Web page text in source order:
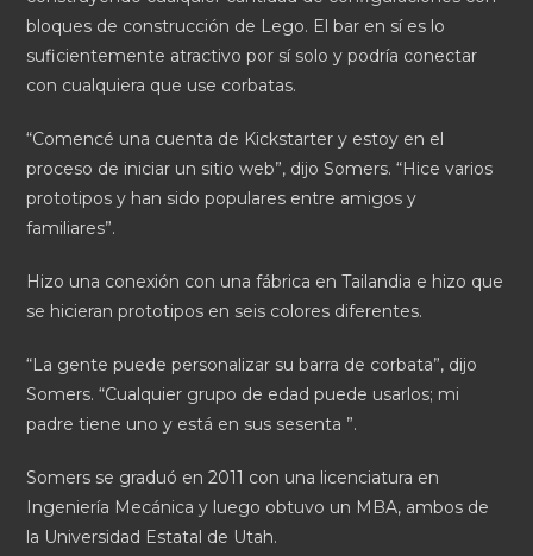
bloques de construcción de Lego. El bar en sí es lo
suficientemente atractivo por sí solo y podría conectar
con cualquiera que use corbatas.
“Comencé una cuenta de Kickstarter y estoy en el
proceso de iniciar un sitio web”, dijo Somers. “Hice varios
prototipos y han sido populares entre amigos y
familiares”.
Hizo una conexión con una fábrica en Tailandia e hizo que
se hicieran prototipos en seis colores diferentes.
“La gente puede personalizar su barra de corbata”, dijo
Somers. “Cualquier grupo de edad puede usarlos; mi
padre tiene uno y está en sus sesenta ”.
Somers se graduó en 2011 con una licenciatura en
Ingeniería Mecánica y luego obtuvo un MBA, ambos de
la Universidad Estatal de Utah.